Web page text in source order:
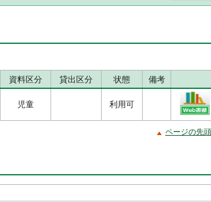
資料区分 貸出区分 状態 備考
児童 利用可
ページの先